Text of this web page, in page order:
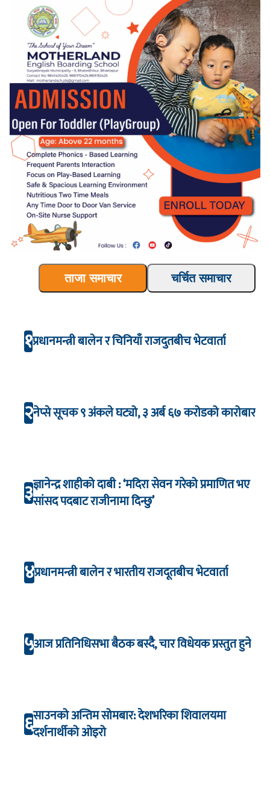
ताजा समाचार चर्चित समाचार
१प्रधानमन्त्री बालेन र चिनियाँ राजदुतबीच भेटवार्ता
२नेप्से सूचक ९ अंकले घट्यो, ३ अर्ब ६७ करोडको कारोबार
३ज्ञानेन्द्र शाहीको दाबी : ‘मदिरा सेवन गरेको प्रमाणित भए
सांसद पदबाट राजीनामा दिन्छु’
४प्रधानमन्त्री बालेन र भारतीय राजदूतबीच भेटवार्ता
५आज प्रतिनिधिसभा बैठक बस्दैै, चार विधेयक प्रस्तुत हुने
६साउनको अन्तिम सोमबार: देशभरिका शिवालयमा
दर्शनार्थीको ओइरो